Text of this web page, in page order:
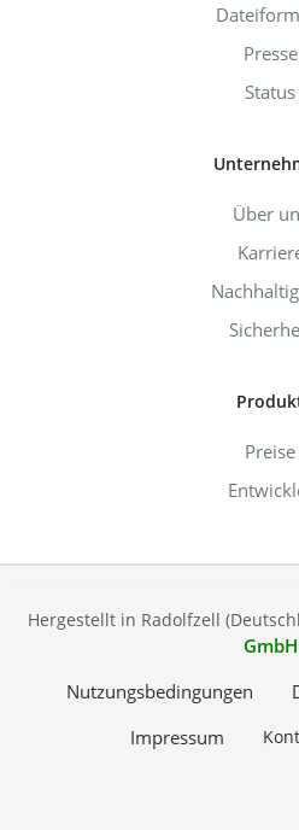
Presse
Status
Über
Preise
Hergestellt in Radolfzell
GmbH
Nutzungsbedingungen
Impressum